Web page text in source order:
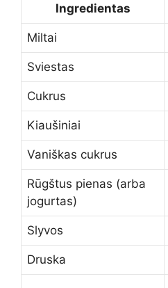
Ingredientas
Miltai
Sviestas
Cukrus
Kiaušiniai
Vaniškas cukrus
Rūgštus pienas (arba
jogurtas)
Slyvos
Druska